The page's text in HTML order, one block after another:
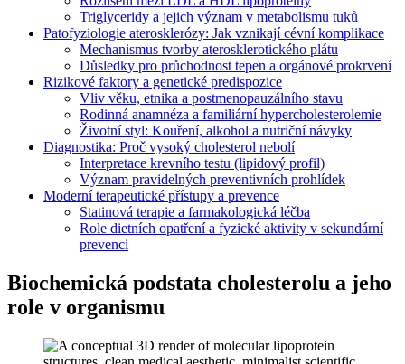
Triglyceridy a jejich význam v metabolismu tuků
Patofyziologie aterosklerózy: Jak vznikají cévní komplikace
Mechanismus tvorby aterosklerotického plátu
Důsledky pro průchodnost tepen a orgánové prokrvení
Rizikové faktory a genetické predispozice
Vliv věku, etnika a postmenopauzálního stavu
Rodinná anamnéza a familiární hypercholesterolemie
Životní styl: Kouření, alkohol a nutriční návyky
Diagnostika: Proč vysoký cholesterol nebolí
Interpretace krevního testu (lipidový profil)
Význam pravidelných preventivních prohlídek
Moderní terapeutické přístupy a prevence
Statinová terapie a farmakologická léčba
Role dietních opatření a fyzické aktivity v sekundární
prevenci
Biochemická podstata cholesterolu a jeho
role v organismu